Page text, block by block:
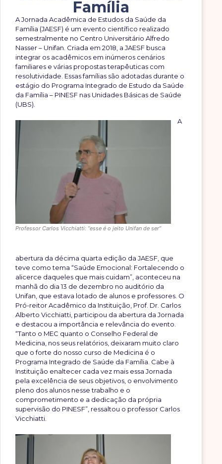
Família
A Jornada Acadêmica de Estudos da Saúde da
Família (JAESF) é um evento científico realizado
semestralmente no Centro Universitário Alfredo
Nasser – Unifan. Criada em 2018, a JAESF busca
integrar os acadêmicos em inúmeros cenários
familiares e várias propostas terapêuticas com
resolutividade. Essas famílias são adotadas durante o
estágio do Programa Integrado de Estudo da Saúde
da Família – PINESF nas Unidades Básicas de Saúde
(UBS).
Professor Carlos Vicchiatti: “esse é o jeito Unifan de ser”
A
abertura da décima quarta edição da JAESF, que
teve como tema “Saúde Emocional: Fortalecendo o
alicerce daqueles que mais cuidam”, aconteceu na
manhã do dia 13 de dezembro no auditório da
Unifan, que estava lotado de alunos e professores. O
Pró-reitor Acadêmico da Instituição, Prof. Dr. Carlos
Alberto Vicchiatti, participou da abertura da Jornada
e destacou a importância e relevância do evento.
“Tanto o MEC quanto o Conselho Federal de
Medicina, nos seus relatórios, deixaram muito claro
que o forte do nosso curso de Medicina é o
Programa Integrado de Saúde da Família. Cabe à
Instituição enaltecer cada vez mais essa Jornada
pela excelência de seus objetivos, o envolvimento
pleno dos alunos nesse trabalho e o
comprometimento e a dedicação da própria
supervisão do PINESF”, ressaltou o professor Carlos
Vicchiatti.